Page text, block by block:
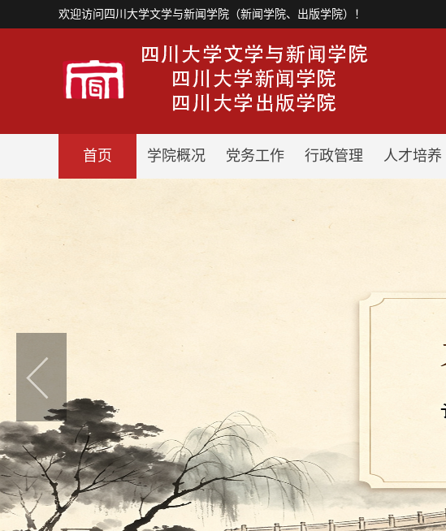
欢迎访问四川大学文学与新闻学院（新闻学院、出版学院）！
首页 学院概况 党务工作 行政管理 人才培养